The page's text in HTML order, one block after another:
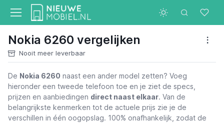
Nokia 6260 vergelijken
Nooit meer leverbaar
Nokia 6260
De Nokia 6260 naast een ander model zetten? Voeg
hieronder een tweede telefoon toe en je ziet de specs,
prijzen en aanbiedingen direct naast elkaar. Van de
belangrijkste kenmerken tot de actuele prijs zie je de
verschillen in één oogopslag. 100% onafhankelijk, zodat de